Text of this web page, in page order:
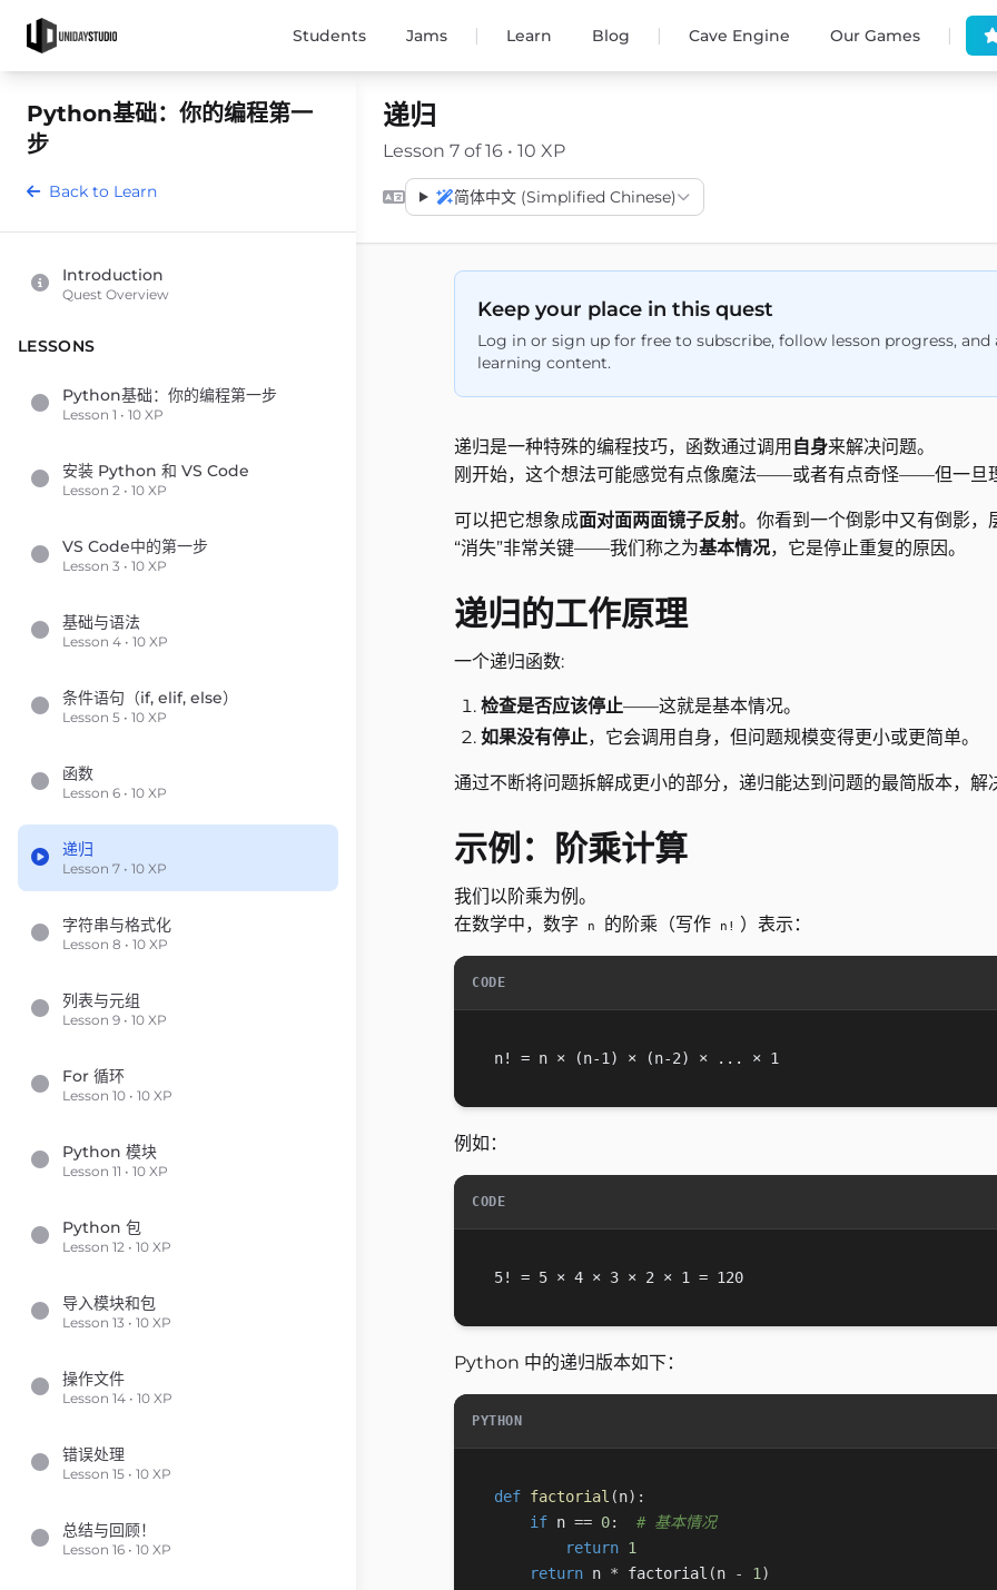
Students Jams | Learn Blog | Cave Engine Our Games |
Python基础：你的编程第一
步
Back to Learn
Introduction
Quest Overview
LESSONS
Python基础：你的编程第一步
Lesson 1 • 10 XP
安装 Python 和 VS Code
Lesson 2 • 10 XP
VS Code中的第一步
Lesson 3 • 10 XP
基础与语法
Lesson 4 • 10 XP
条件语句（if, elif, else）
Lesson 5 • 10 XP
函数
Lesson 6 • 10 XP
递归
Lesson 7 • 10 XP
字符串与格式化
Lesson 8 • 10 XP
列表与元组
Lesson 9 • 10 XP
For 循环
Lesson 10 • 10 XP
Python 模块
Lesson 11 • 10 XP
Python 包
Lesson 12 • 10 XP
导入模块和包
Lesson 13 • 10 XP
操作文件
Lesson 14 • 10 XP
错误处理
Lesson 15 • 10 XP
总结与回顾！
Lesson 16 • 10 XP
递归
Lesson 7 of 16 • 10 XP
简体中文 (Simplified Chinese)
Keep your place in this quest
Log in or sign up for free to subscribe, follow lesson progress, and
learning content.
递归是一种特殊的编程技巧，函数通过调用 自身来解决问题。
刚开始，这个想法可能感觉有点像魔法——或者有点奇怪——但一旦
可以把它想象成面对面两面镜子反射。你看到一个倒影中又有倒影
“消失”非常关键——我们称之为基本情况，它是停止重复的原因。
递归的工作原理
一个递归函数:
检查是否应该停止——这就是基本情况。
如果没有停止，它会调用自身，但问题规模变得更小或更简单。
通过不断将问题拆解成更小的部分，递归能达到问题的最简版本，
示例：阶乘计算
我们以阶乘为例。
在数学中，数字
n 的阶乘（写作 n! ）表示：
CODE
例如：
CODE
Python 中的递归版本如下：
PYTHON
def factorial (n) :
if n == 0:
# 基本情况
return 1
return n * factorial (n - 1 )